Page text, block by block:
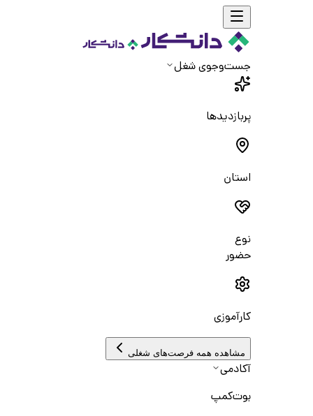
جست‌و‌جوی شغل
پربازدیدها
استان
نوع
حضور
کارآموزی
مشاهده همه فرصت‌های شغلی
آکادمی
بوت‌کمپ